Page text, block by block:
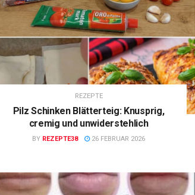
REZEPTE
Pilz Schinken Blätterteig: Knusprig,
cremig und unwiderstehlich
BY REZEPTE38 26 FEBRUAR 2026